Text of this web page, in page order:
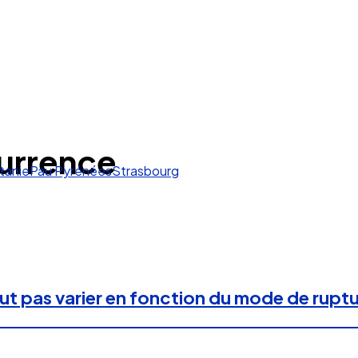
Pau PyrénéesStrasbourg
pas varier en fonction du mode de